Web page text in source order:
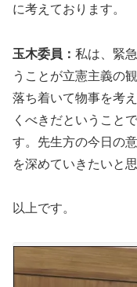
に考えております。
玉木委員： 私は、緊
うことが立憲主義の
落ち着いて物事を考
くべきだということ
す。先生方の今日の
を深めていきたいと思
以上です。